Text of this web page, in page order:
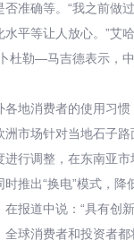
准确等。“我之前做
平等让人放心。”艾
杜勒—马吉德表示，
各地消费者的使用习
市场针对当地石子
进行调整，在东南亚
推出“换电”模式，降
报道中说：“具有创
球消费者和投资者都